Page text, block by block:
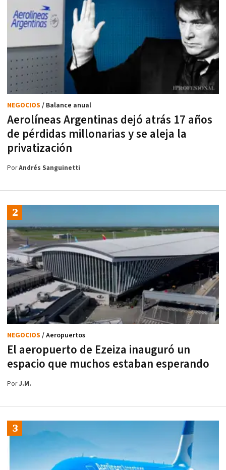
Aerolíneas Argentinas dejó atrás 17 años
de pérdidas millonarias y se aleja la
privatización
NEGOCIOS / Balance anual
PorAndrés Sanguinetti
El aeropuerto de Ezeiza inauguró un
espacio que muchos estaban esperando
NEGOCIOS / Aeropuertos
PorJ.M.